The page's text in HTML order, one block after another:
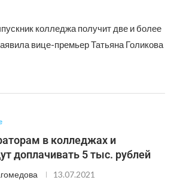
колледжа получит две и более
вице-премьер Татьяна Голикова
в колледжах и
доплачивать 5 тыс. рублей
13.07.2021